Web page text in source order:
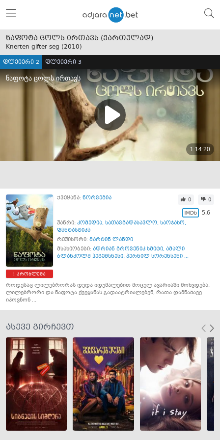
ნაფოტა ცოლს ირთავს (ქართულად)
Knerten gifter seg (2010)
ფლეიერი 2 ფლეიერი 3
პრობლემა
ქვეყანა: ნორვეგია 0 0
5.6
ჟანრი: კომედია, სათავგადასავლო, საოჯახო,
ფანტასტიკა
რეჟისორი: მარტინ ლანდი
მსახიობები: ადრიან გროვენიკ სმიტი, ამალი
ბლანკოლმ ჰეგემსნესი, პერნილ სორენსენი ...
როდესაც ლილებრორას დედა იდუმალებით მოცულ ავარიაში მოხვდება,
ლილებრორი და ნაფოტა ქვეყანას გადაატრიალებენ, რათა დამნაშავე
იპოვნონ ...
ასევე გირჩევთ